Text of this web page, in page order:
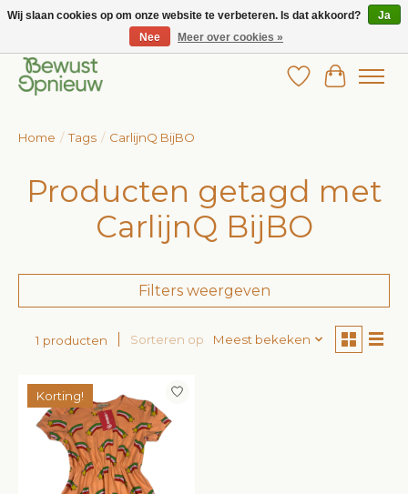
Wij bieden het grootste aanbod in betaalbare kinderkleding!
Verlanglijst
Home / Tags / CarlijnQ BijBO
Producten getagd met
CarlijnQ BijBO
Filters weergeven
1 producten Sorteren op Meest bekeken
Korting!
Wij slaan cookies op om onze website te verbeteren. Is dat akkoord?
Ja
Nee
Meer over cookies »